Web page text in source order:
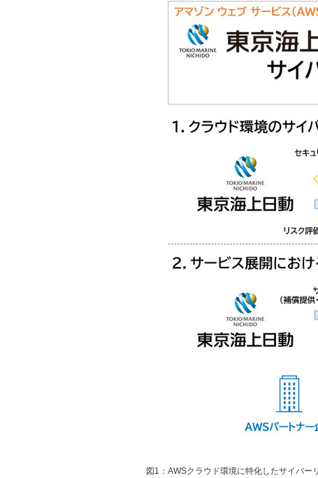
図1：AWSクラウド環境に特化したサイバー